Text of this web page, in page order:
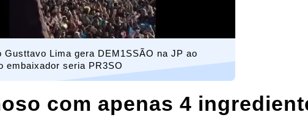
Gusttavo Lima gera DEM1SSÃO na JP ao
embaixador seria PR3SO
com apenas 4